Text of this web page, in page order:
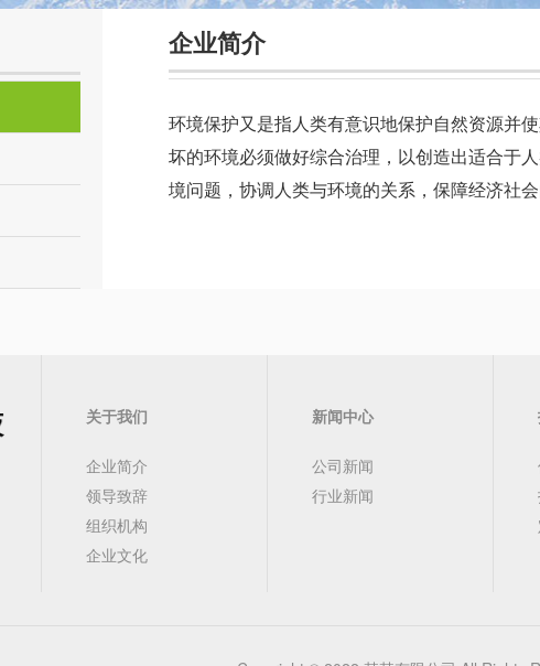
企业简介
环境保护又是指人类有意识地保护自然资源并
坏的环境必须做好综合治理，以创造出适合于
境问题，协调人类与环境的关系，保障经济社
关于我们
企业简介
领导致辞
组织机构
企业文化
新闻中心
公司新闻
行业新闻